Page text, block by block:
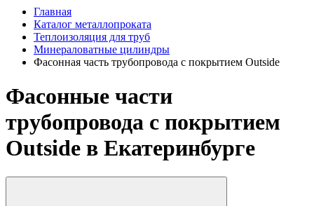
Главная
Каталог металлопроката
Теплоизоляция для труб
Минераловатные цилиндры
Фасонная часть трубопровода с покрытием Outside
Фасонные части
трубопровода с покрытием
Outside в Екатеринбурге